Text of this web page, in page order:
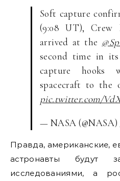
Soft capture
(9:08 UT), Crew
arrived at the
second time in
capture hooks
spacecraft to the
pic.twitter.com/
— NASA (@NASA)
Правда, американские,
астронавты будут
исследованиями, а